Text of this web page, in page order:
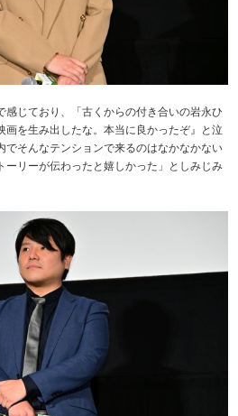
感じており、「古くからの付き合いの岩永ひ
画を生み出したな。本当に良かったぞ』と泣
でそんなテンションで来るのはなかなかない
ーリーが伝わったと嬉しかった」としみじみ